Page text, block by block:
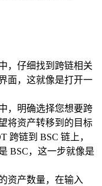
，仔细找到跨链相关
面，这就像是打开一
，明确选择您想要跨
将资产转移到的目标
跨链到 BSC 链上，
BSC，这一步就像是
资产数量，在输入